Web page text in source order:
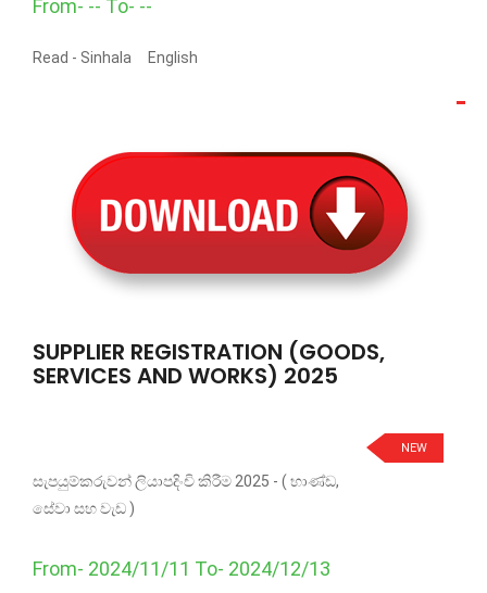
From- -- To- --
Read - Sinhala English
SUPPLIER REGISTRATION (GOODS,
SERVICES AND WORKS) 2025
NEW
සැපයුම්කරුවන් ලියාපදිංචි කිරීම 2025 - ( භාණ්ඩ,
සේවා සහ වැඩ )
From- 2024/11/11 To- 2024/12/13